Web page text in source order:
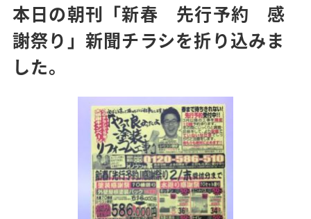
本日の朝刊「新春 先行予約 感
謝祭り」新聞チラシを折り込みま
した。